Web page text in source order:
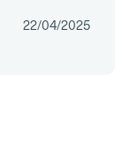
22/04/2025